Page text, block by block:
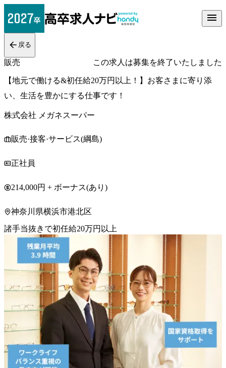
戻る
販売 この求人は募集を終了いたしました
【地元で働ける&初任給20万円以上！】お客さまに寄り添
い、生活を豊かにする仕事です！
株式会社 メガネスーパー
販売·接客·サービス(綱島)
正社員
214,000円 + ボーナス(あり)
神奈川県横浜市港北区
諸手当抜きで初任給20万円以上